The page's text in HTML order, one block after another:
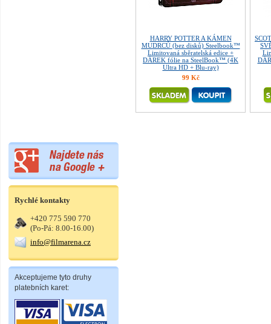
Rychlé kontakty
+420 775 590 770
(Po-Pá: 8.00-16.00)
info@filmarena.cz
Akceptujeme tyto druhy
platebních karet:
HARRY POTTER A KÁMEN
MUDRCŮ (bez disků) Steelbook™
Limitovaná sběratelská edice +
DÁREK fólie na SteelBook™ (4K
Ultra HD + Blu-ray)
99 Kč